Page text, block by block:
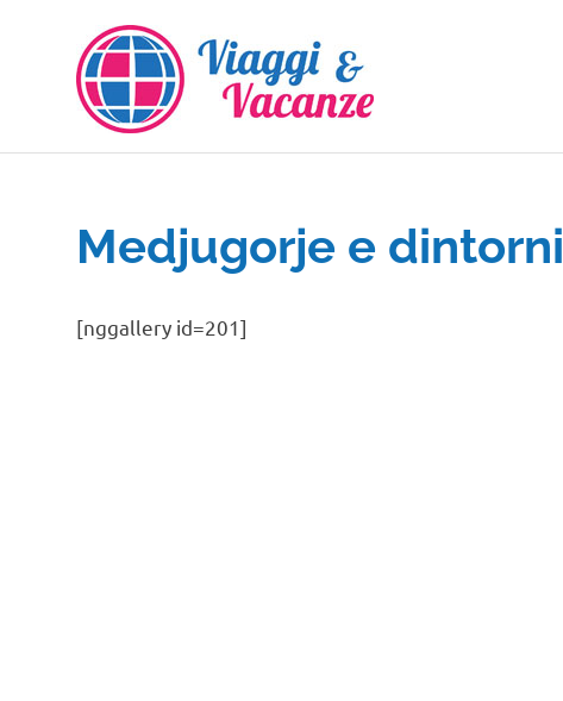
contenuto
Medjugorje e dintorni
[nggallery id=201]